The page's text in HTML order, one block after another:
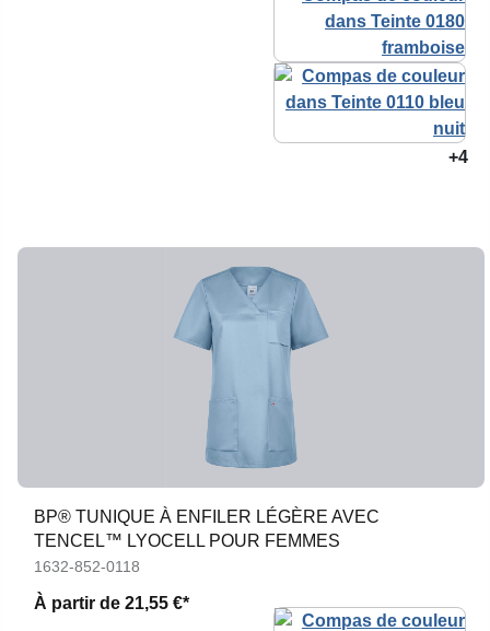
+4
BP® TUNIQUE À ENFILER LÉGÈRE AVEC
TENCEL™ LYOCELL POUR FEMMES
1632-852-0118
À partir de 21,55 €*